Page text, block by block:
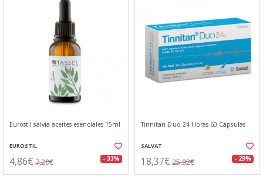
Eurostil salvia aceites esenciales 15ml
EUROSTIL
4,86€ 7,20€ - 33%
Tinnitan Duo 24 Horas 60 Cápsulas
SALVAT
18,37€ 25,92€ - 29%